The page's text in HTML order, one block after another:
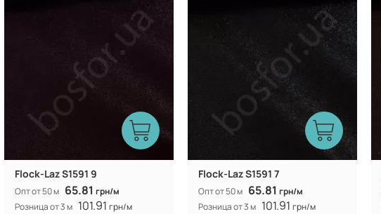
154 (153) см
Flock-Laz S1591 9
Опт от 50 м 65.81 грн/м
Розница от 3 м 101.91 грн/м
Ширина рулона: 154 (153) см
Flock-Laz S1591 7
Опт от 50 м 65.81 грн/м
Розница от 3 м 101.91 грн/м